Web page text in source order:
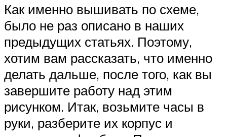
Как именно вышивать по схеме,
было не раз описано в наших
предыдущих статьях. Поэтому,
хотим вам рассказать, что именно
делать дальше, после того, как вы
завершите работу над этим
рисунком. Итак, возьмите часы в
руки, разберите их корпус и